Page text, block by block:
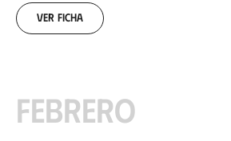
01-
25
Ver ficha
FEBRERO